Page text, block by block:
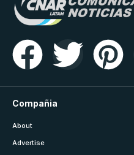
Compañia
About
Advertise